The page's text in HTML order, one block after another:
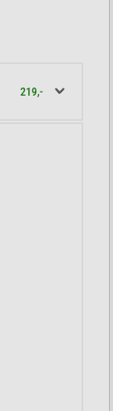
219,-